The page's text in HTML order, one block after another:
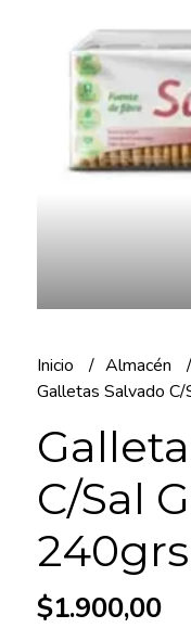
Inicio Almacén
Galletas Salvado
C/Sal
240grs
$1.900,00